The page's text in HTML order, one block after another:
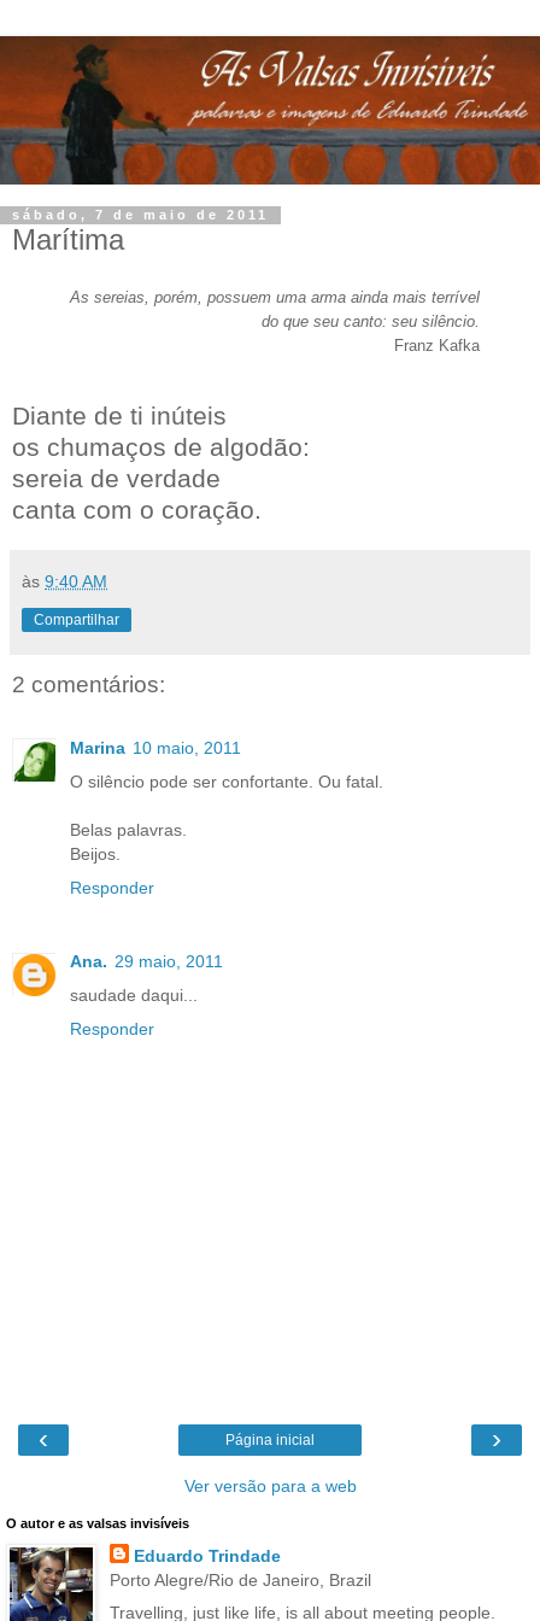
sábado, 7 de maio de 2011
Marítima
As sereias, porém, possuem uma arma ainda mais terrível
do que seu canto: seu silêncio.
Franz Kafka
Diante de ti inúteis
os chumaços de algodão:
sereia de verdade
canta com o coração.
às 9:40 AM
Compartilhar
2 comentários:
Marina 10 maio, 2011
O silêncio pode ser confortante. Ou fatal.
Belas palavras.
Beijos.
Responder
Ana. 29 maio, 2011
saudade daqui...
Responder
‹ ›
Página inicial
Ver versão para a web
O autor e as valsas invisíveis
Eduardo Trindade
Porto Alegre/Rio de Janeiro, Brazil
Travelling, just like life, is all about meeting people.